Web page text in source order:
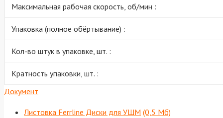
Максимальная рабочая скорость, об/мин :
Упаковка (полное обёртывание) :
Кол-во штук в упаковке, шт. :
Кратность упаковки, шт. :
Документ
Листовка Ferrline Диски для УШМ (0,5 Мб)